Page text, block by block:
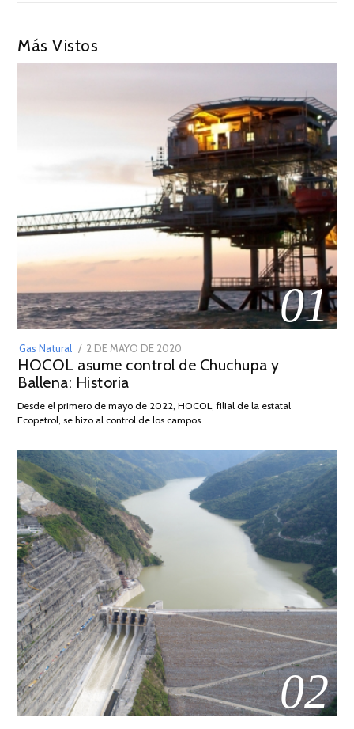
Más Vistos
01
Gas Natural
POSTED
ON
2 DE MAYO DE 2020
DE
2026
HOCOL asume control de Chuchupa y
Ballena: Historia
Desde el primero de mayo de 2022, HOCOL, filial de la estatal
Ecopetrol, se hizo al control de los campos …
02